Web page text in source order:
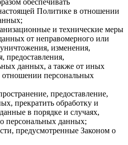
обеспечивать
Политике в отношении
и технические меры
от неправомерного или
изменения,
предоставления,
данных, а также от иных
персональных
предоставление,
прекратить обработку и
в порядке и случаях,
персональных данных;
предусмотренные Законом о